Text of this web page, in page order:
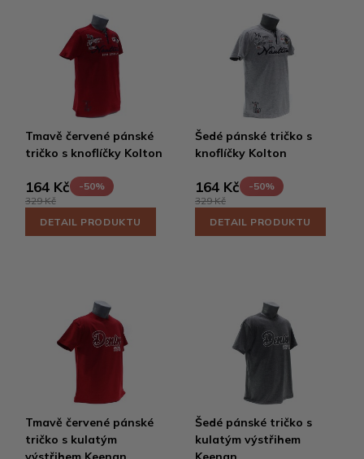
Tmavě červené pánské
tričko s knoflíčky Kolton
164 Kč
-50%
329 Kč
DETAIL PRODUKTU
Šedé pánské tričko s
knoflíčky Kolton
164 Kč
-50%
329 Kč
DETAIL PRODUKTU
Tmavě červené pánské
tričko s kulatým
Šedé pánské tričko s
kulatým výstřihem